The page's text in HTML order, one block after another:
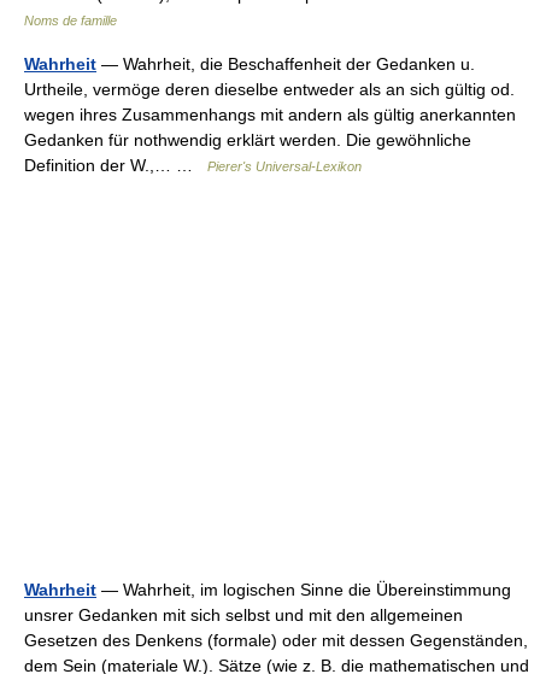
Noms de famille
Wahrheit — Wahrheit, die Beschaffenheit der Gedanken u.
Urtheile, vermöge deren dieselbe entweder als an sich gültig od.
wegen ihres Zusammenhangs mit andern als gültig anerkannten
Gedanken für nothwendig erklärt werden. Die gewöhnliche
Definition der W.,… …
Pierer's Universal-Lexikon
Wahrheit — Wahrheit, im logischen Sinne die Übereinstimmung
unsrer Gedanken mit sich selbst und mit den allgemeinen
Gesetzen des Denkens (formale) oder mit dessen Gegenständen,
dem Sein (materiale W.). Sätze (wie z. B. die mathematischen und